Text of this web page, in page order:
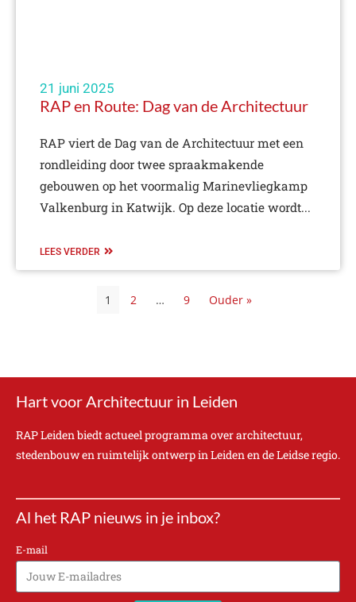
21 juni 2025
RAP en Route: Dag van de Architectuur
RAP viert de Dag van de Architectuur met een
rondleiding door twee spraakmakende
gebouwen op het voormalig Marinevliegkamp
Valkenburg in Katwijk. Op deze locatie wordt...
LEES VERDER
1 2 … 9 Ouder »
Hart voor Architectuur in Leiden
RAP Leiden biedt actueel programma over architectuur,
stedenbouw en ruimtelijk ontwerp in Leiden en de Leidse regio.
Al het RAP nieuws in je inbox?
E-mail